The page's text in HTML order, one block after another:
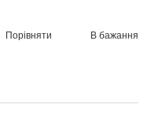
Порівняти В бажання